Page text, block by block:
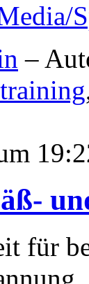
–
für